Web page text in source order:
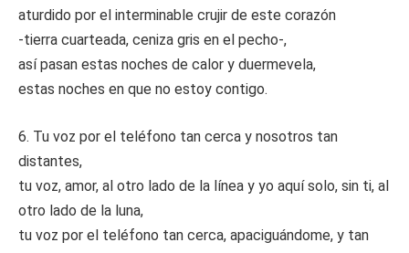
aturdido por el interminable crujir de este corazón
-tierra cuarteada, ceniza gris en el pecho-,
así pasan estas noches de calor y duermevela,
estas noches en que no estoy contigo.
6. Tu voz por el teléfono tan cerca y nosotros tan
distantes,
tu voz, amor, al otro lado de la línea y yo aquí solo, sin ti, al
otro lado de la luna,
tu voz por el teléfono tan cerca, apaciguándome, y tan